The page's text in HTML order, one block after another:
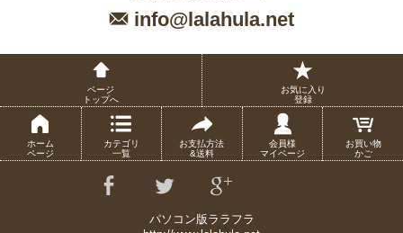
info@lalahula.net
ページ
トップへ
お気に入り
登録
ホーム
ページ
カテゴリ
一覧
お支払方法
&送料
会員様
マイページ
お買い物
かご
パソコン版ララフラ